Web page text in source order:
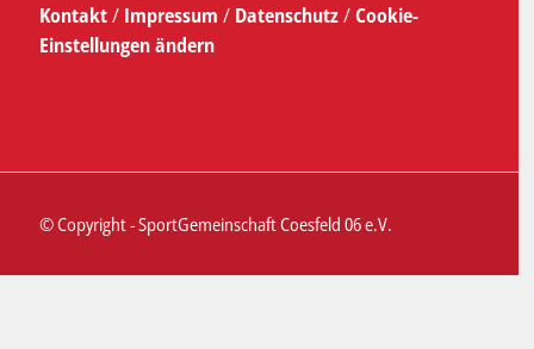
Kontakt/ Impressum / Datenschutz/Cookie-
Einstellungen ändern
© Copyright - SportGemeinschaft Coesfeld 06 e.V.